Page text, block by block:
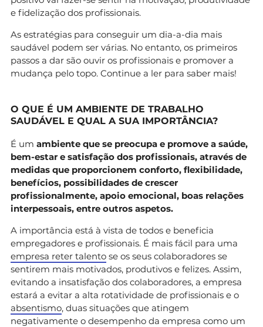
e fidelização dos profissionais.
As estratégias para conseguir um dia-a-dia mais
saudável podem ser várias. No entanto, os primeiros
passos a dar são ouvir os profissionais e promover a
mudança pelo topo. Continue a ler para saber mais!
O QUE É UM AMBIENTE DE TRABALHO
SAUDÁVEL E QUAL A SUA IMPORTÂNCIA?
É um ambiente que se preocupa e promove a saúde,
bem-estar e satisfação dos profissionais, através de
medidas que proporcionem conforto, flexibilidade,
benefícios, possibilidades de crescer
profissionalmente, apoio emocional, boas relações
interpessoais, entre outros aspetos.
A importância está à vista de todos e beneficia
empregadores e profissionais. É mais fácil para uma
empresa reter talento se os seus colaboradores se
sentirem mais motivados, produtivos e felizes. Assim,
evitando a insatisfação dos colaboradores, a empresa
estará a evitar a alta rotatividade de profissionais e o
absentismo, duas situações que atingem
negativamente o desempenho da empresa como um